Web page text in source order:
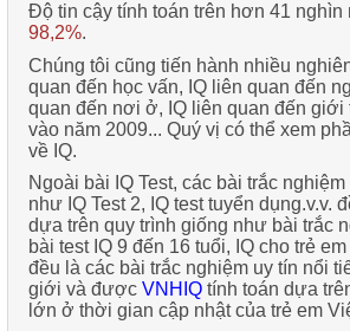
Độ tin cậytính toán trên hơn 41 nghìn
98,2%.
Chúng tôi cũng tiến hành nhiều
quan đến học vấn, IQ liên quan đến
quan đến nơi ở, IQ liên quan đến giới
vào năm 2009... Quý vị có thể xem
về IQ.
Ngoài bài IQ Test, các bài trắc nghiệm
như IQ Test 2, IQ test tuyển dụng.v.v.
dựa trên quy trình giống như bài trắc
bài test IQ 9 đến 16 tuổi, IQ cho trẻ
đều là các bài trắc nghiệm uy tín nổi
giới và được VNHIQtính toán dựa
lớn ở thời gian cập nhật của trẻ em